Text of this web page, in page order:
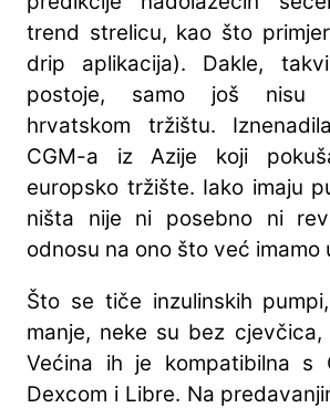
trend strelicu, kao što
drip aplikacija). Dakle,
postoje, samo još nisu
hrvatskom tržištu.
CGM-a iz Azije koji
europsko tržište. Iako imaju
ništa nije ni posebno ni
odnosu na ono što već imamo
Što se tiče inzulinskih
manje, neke su bez cjevčica,
Većina ih je kompatibilna s
Dexcom i Libre. Na